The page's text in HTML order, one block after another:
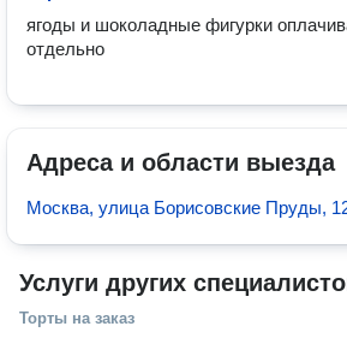
ягоды и шоколадные фигурки
отдельно
Адреса и области выезда
Москва, улица Борисовские Пруды,
Услуги других
Торты на заказ